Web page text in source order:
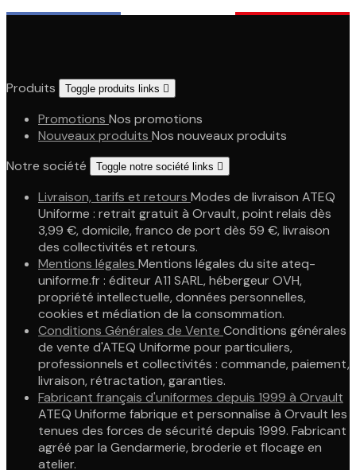
Produits Toggle produits links 
Promotions Nos promotions
Nouveaux produits Nos nouveaux produits
Notre société
Toggle notre société links 
Livraison, tarifs et retours Modes de livraison ATEQ
Uniforme : retrait gratuit à Orvault, point relais dès
3,99 €, domicile, franco de port dès 59 €, livraison
des collectivités et retours.
Mentions légales Mentions légales du site ateq-
uniforme.fr : éditeur A11 SARL, hébergeur OVH,
propriété intellectuelle, données personnelles,
cookies et médiation de la consommation.
Conditions Générales de Vente Conditions générales
de vente d'ATEQ Uniforme pour particuliers,
professionnels et collectivités : commande, paiement,
livraison, rétractation, garanties.
Fabricant français d'uniformes depuis 1999 à Orvault
ATEQ Uniforme fabrique et personnalise à Orvault les
tenues des forces de sécurité depuis 1999. Fabricant
agréé par la Gendarmerie, broderie et flocage en
atelier.